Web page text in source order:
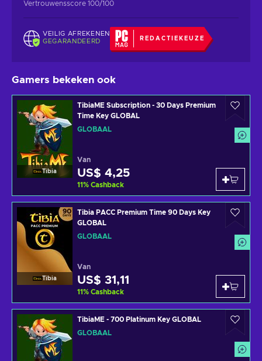
Vertrouwensscore 100/100
VEILIG AFREKENEN
GEGARANDEERD
REDACTIEKEUZE
Gamers bekeken ook
Tibia
TibiaME Subscription - 30 Days Premium
Time Key GLOBAL
GLOBAAL
Van
US$ 4,25
11% Cashback
Tibia
Tibia PACC Premium Time 90 Days Key
GLOBAL
GLOBAAL
Van
US$ 31,11
11% Cashback
TibiaME - 700 Platinum Key GLOBAL
GLOBAAL